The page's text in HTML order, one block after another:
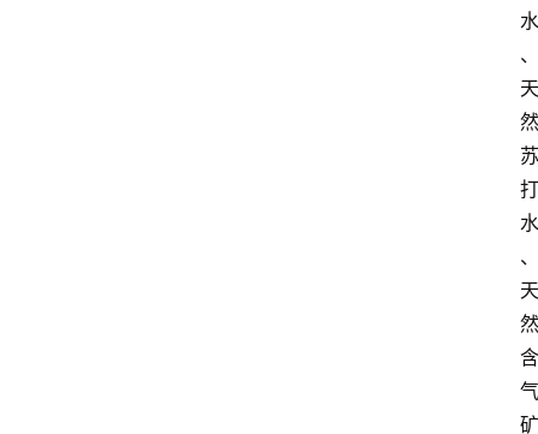
水
、
天
然
苏
打
水
、
天
然
含
气
矿